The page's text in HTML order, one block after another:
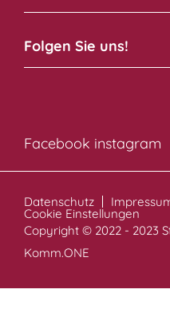
Folgen Sie uns!
Facebook instagram
Datenschutz
Cookie Einstellungen
Copyright © 2022 - 2023
Komm.ONE